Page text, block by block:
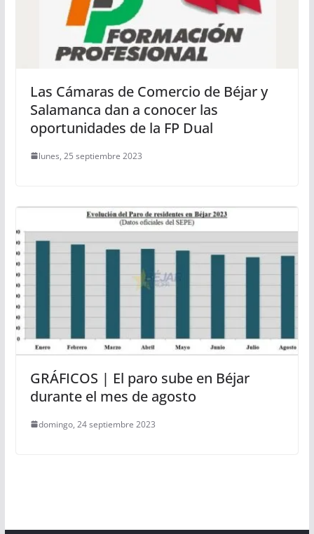
Las Cámaras de Comercio de Béjar y
Salamanca dan a conocer las
oportunidades de la FP Dual
lunes, 25 septiembre 2023
GRÁFICOS | El paro sube en Béjar
durante el mes de agosto
domingo, 24 septiembre 2023